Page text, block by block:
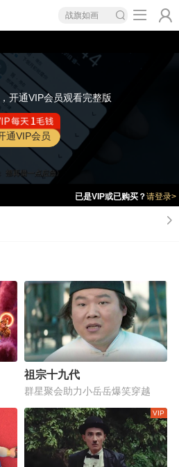
战旗如画
开通VIP会员观看完整版
通VIP会员
已是VIP或已购买？请登录>
祖宗十九代
群星聚会助力小岳岳爆笑穿越